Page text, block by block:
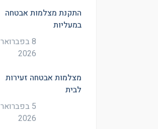
התקנת מצלמות אבטחה
במעליות
8 בפברואר
2026
מצלמות אבטחה זעירות
לבית
5 בפברואר
2026